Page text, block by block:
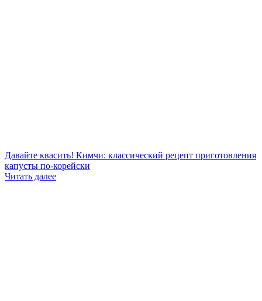
Давайте квасить! Кимчи: классический рецепт приготовления
капусты по-корейски
Читать далее